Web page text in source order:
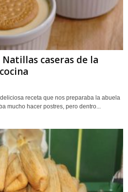
caseras de la
receta que nos preparaba la abuela
mucho hacer postres, pero dentro...